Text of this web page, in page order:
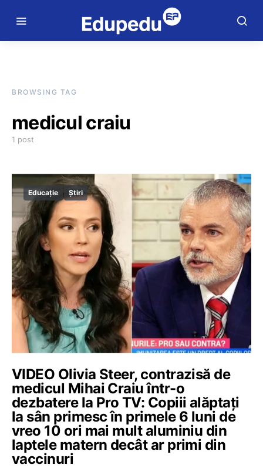
BROWSING TAG
medicul craiu
1 post
Educație Știri
VIDEO Olivia Steer, contrazisă de
medicul Mihai Craiu într-o
dezbatere la Pro TV: Copiii alăptați
la sân primesc în primele 6 luni de
vreo 10 ori mai mult aluminiu din
laptele matern decât ar primi din
vaccinuri